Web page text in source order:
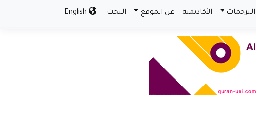
الترجمات الأكاديمية عن الموقع البحث